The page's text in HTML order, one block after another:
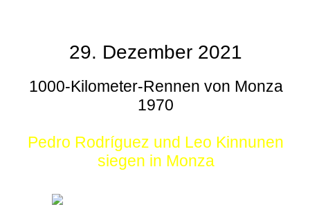
29. Dezember 2021
1000-Kilometer-Rennen von Monza
1970
Pedro Rodríguez und Leo Kinnunen
siegen in Monza